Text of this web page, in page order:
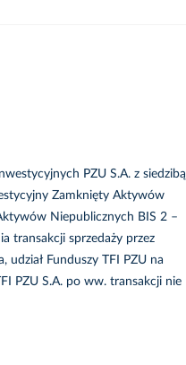
PZU S.A. z siedzibą
Zamknięty Aktywów
Niepublicznych BIS 2 –
transakcji sprzedaży przez
udział Funduszy TFI PZU na
PZU S.A. po ww. transakcji nie